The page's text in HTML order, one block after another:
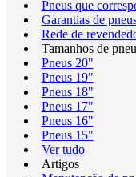
Pneus que
Garantias de
Rede de
Tamanhos de
Pneus 20"
Pneus 19"
Pneus 18"
Pneus 17"
Pneus 16"
Pneus 15"
Ver tudo
Artigos